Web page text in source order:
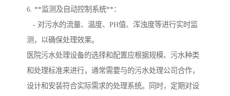
6. **监测及自动控制系统**：
- 对污水的流量、温度、PH值、浑浊度等进行实时监
测，以确保处理效果。
医院污水处理设备的选择和配置应根据规模、污水种类
和处理标准来进行，通常需要与的污水处理公司合作，
设计和安装符合实际需求的处理系统。同时，定期对设